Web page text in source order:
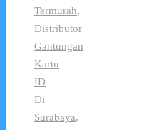
Termurah,
Distributor
Gantungan
Kartu
ID
Di
Surabaya,